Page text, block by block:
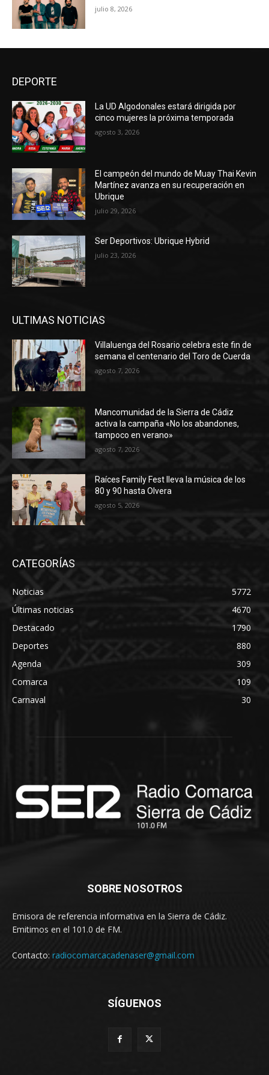
julio 8, 2026
DEPORTE
La UD Algodonales estará dirigida por
cinco mujeres la próxima temporada
agosto 3, 2026
El campeón del mundo de Muay Thai Kevin
Martínez avanza en su recuperación en
Ubrique
julio 29, 2026
Ser Deportivos: Ubrique Hybrid
julio 23, 2026
ULTIMAS NOTICIAS
Villaluenga del Rosario celebra este fin de
semana el centenario del Toro de Cuerda
agosto 7, 2026
Mancomunidad de la Sierra de Cádiz
activa la campaña «No los abandones,
tampoco en verano»
agosto 7, 2026
Raíces Family Fest lleva la música de los
80 y 90 hasta Olvera
agosto 5, 2026
CATEGORÍAS
Noticias
5772
Últimas noticias
4670
Destacado
1790
Deportes
880
Agenda
309
Comarca
109
Carnaval
30
SOBRE NOSOTROS
Emisora de referencia informativa en la Sierra de Cádiz.
Emitimos en el 101.0 de FM.
Contacto: radiocomarcacadenaser@gmail.com
SÍGUENOS